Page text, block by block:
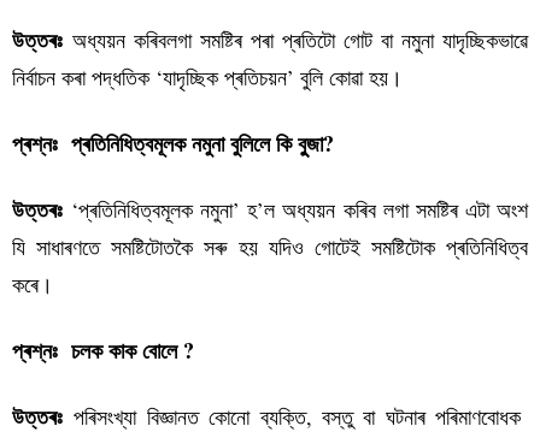
উত্তৰঃ অধ্যয়ন কৰিবলগা সমষ্টিৰ পৰা প্ৰতিটো গোট বা নমুনা যাদৃচ্ছিকভাৱে
নিৰ্বাচন কৰা পদ্ধতিক ‘যাদৃচ্ছিক প্ৰতিচয়ন’ বুলি কোৱা হয়।
প্ৰশ্নঃ প্ৰতিনিধিত্বমূলক নমুনা বুলিলে কি বুুজা?
উত্তৰঃ ‘প্ৰতিনিধিত্বমূলক নমুনা’ হ’ল অধ্যয়ন কৰিব লগা সমষ্টিৰ এটা অংশ
যি সাধাৰণতে সমষ্টিটোতকৈ সৰু হয় যদিও গোটেই সমষ্টিটোক প্ৰতিনিধিত্ব
কৰে।
প্ৰশ্নঃ চলক কাক বোলে ?
উত্তৰঃ পৰিসংখ্যা বিজ্ঞানত কোনো ব্যক্তি, বস্তু বা ঘটনাৰ পৰিমাণবোধক